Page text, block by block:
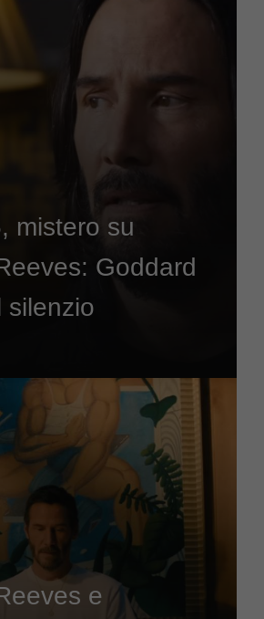
mistero su
Goddard
silenzio
e